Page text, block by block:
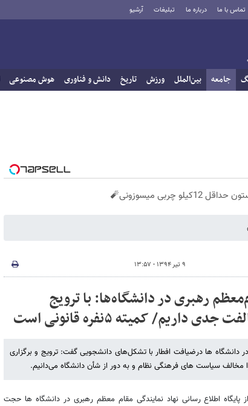
تماس با ما درباره ما تبلیغات آرشیو
جامعه بین‌الملل ورزش تاریخ دانش و فناوری هوش مصنوعی
چربی میسوزونی🧨
۹ تیر ۱۳۹۴ - ۱۳:۵۷
رهبری در دانشگاه‌ها: با ترویج
کمیته ۵نفره قانونی است
دانشگاه ها درضیافت افطار با تشکل‌های دانشجویی گفت: ترویج و برگزاری
سیاست های فرهنگی نظام و به دور از شأن دانشگاه می‌دانیم.
پایگاه اطلاع رسانی نهاد نمایندگی مقام معظم رهبری در دانشگاه ها حجت